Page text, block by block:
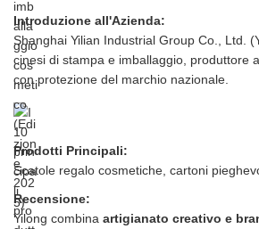
Introduzione all'Azienda:
Shanghai Yilian Industrial Group Co., Ltd.
cinesi di stampa e imballaggio, produttore
con protezione del marchio nazionale.
Prodotti Principali:
Scatole regalo cosmetiche, cartoni
Recensione:
Yilong combina artigianato creativo e